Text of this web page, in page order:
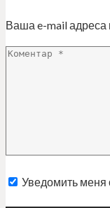
Ваша e-mail адреса
Уведомить меня